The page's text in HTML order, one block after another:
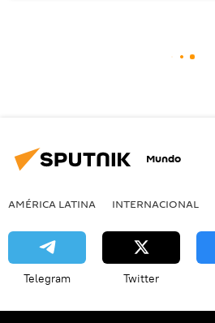
Mundo
AMÉRICA LATINA INTERNACIONAL
Telegram Twitter